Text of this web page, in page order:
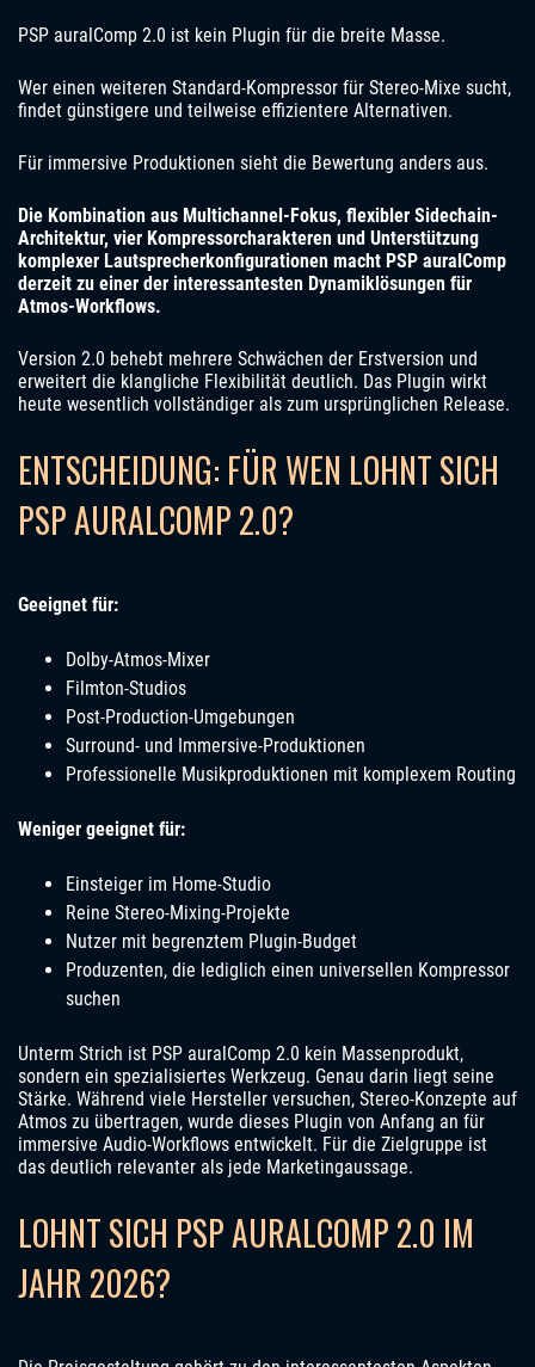
PSP auralComp 2.0 ist kein Plugin für die breite Masse.
Wer einen weiteren Standard-Kompressor für Stereo-Mixe sucht,
findet günstigere und teilweise effizientere Alternativen.
Für immersive Produktionen sieht die Bewertung anders aus.
Die Kombination aus Multichannel-Fokus, flexibler Sidechain-
Architektur, vier Kompressorcharakteren und Unterstützung
komplexer Lautsprecherkonfigurationen macht PSP auralComp
derzeit zu einer der interessantesten Dynamiklösungen für
Atmos-Workflows.
Version 2.0 behebt mehrere Schwächen der Erstversion und
erweitert die klangliche Flexibilität deutlich. Das Plugin wirkt
heute wesentlich vollständiger als zum ursprünglichen Release.
ENTSCHEIDUNG: FÜR WEN LOHNT SICH
PSP AURALCOMP 2.0?
Geeignet für:
Dolby-Atmos-Mixer
Filmton-Studios
Post-Production-Umgebungen
Surround- und Immersive-Produktionen
Professionelle Musikproduktionen mit komplexem Routing
Weniger geeignet für:
Einsteiger im Home-Studio
Reine Stereo-Mixing-Projekte
Nutzer mit begrenztem Plugin-Budget
Produzenten, die lediglich einen universellen Kompressor
suchen
Unterm Strich ist PSP auralComp 2.0 kein Massenprodukt,
sondern ein spezialisiertes Werkzeug. Genau darin liegt seine
Stärke. Während viele Hersteller versuchen, Stereo-Konzepte auf
Atmos zu übertragen, wurde dieses Plugin von Anfang an für
immersive Audio-Workflows entwickelt. Für die Zielgruppe ist
das deutlich relevanter als jede Marketingaussage.
LOHNT SICH PSP AURALCOMP 2.0 IM
JAHR 2026?